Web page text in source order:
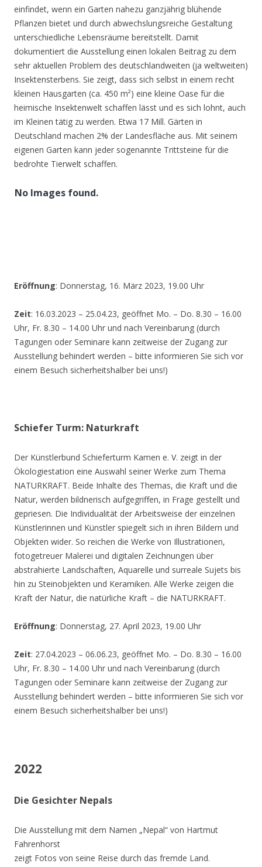
einfindet, wenn ein Garten nahezu ganzjährig blühende
Pflanzen bietet und durch abwechslungsreiche Gestaltung
unterschiedliche Lebensräume bereitstellt. Damit
dokumentiert die Ausstellung einen lokalen Beitrag zu dem
sehr aktuellen Problem des deutschlandweiten (ja weltweiten)
Insektensterbens. Sie zeigt, dass sich selbst in einem recht
kleinen Hausgarten (ca. 450 m²) eine kleine Oase für die
heimische Insektenwelt schaffen lässt und es sich lohnt, auch
im Kleinen tätig zu werden. Etwa 17 Mill. Gärten in
Deutschland machen 2% der Landesfläche aus. Mit seinem
eigenen Garten kann jeder sogenannte Trittsteine für die
bedrohte Tierwelt schaffen.
No Images found.
Eröffnung: Donnerstag, 16. März 2023, 19.00 Uhr
Zeit: 16.03.2023 – 25.04.23, geöffnet Mo. – Do. 8.30 – 16.00
Uhr, Fr. 8.30 – 14.00 Uhr und nach Vereinbarung (durch
Tagungen oder Seminare kann zeitweise der Zugang zur
Ausstellung behindert werden – bitte informieren Sie sich vor
einem Besuch sicherheitshalber bei uns!)
Schiefer Turm: Naturkraft
Der Künstlerbund Schieferturm Kamen e. V. zeigt in der
Ökologiestation eine Auswahl seiner Werke zum Thema
NATURKRAFT. Beide Inhalte des Themas, die Kraft und die
Natur, werden bildnerisch aufgegriffen, in Frage gestellt und
gepriesen. Die Individualität der Arbeitsweise der einzelnen
Künstlerinnen und Künstler spiegelt sich in ihren Bildern und
Objekten wider. So reichen die Werke von Illustrationen,
fotogetreuer Malerei und digitalen Zeichnungen über
abstrahierte Landschaften, Aquarelle und surreale Sujets bis
hin zu Steinobjekten und Keramiken. Alle Werke zeigen die
Kraft der Natur, die natürliche Kraft – die NATURKRAFT.
Eröffnung: Donnerstag, 27. April 2023, 19.00 Uhr
Zeit: 27.04.2023 – 06.06.23, geöffnet Mo. – Do. 8.30 – 16.00
Uhr, Fr. 8.30 – 14.00 Uhr und nach Vereinbarung (durch
Tagungen oder Seminare kann zeitweise der Zugang zur
Ausstellung behindert werden – bitte informieren Sie sich vor
einem Besuch sicherheitshalber bei uns!)
2022
Die Gesichter Nepals
Die Ausstellung mit dem Namen „Nepal“ von Hartmut
Fahrenhorst
zeigt Fotos von seine Reise durch das fremde Land.